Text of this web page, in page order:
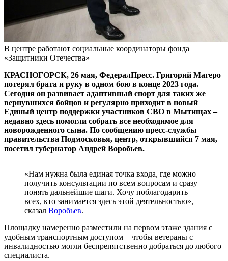
В центре работают социальные координаторы фонда
«Защитники Отечества»
КРАСНОГОРСК, 26 мая, ФедералПресс. Григорий Магеро
потерял брата и руку в одном бою в конце 2023 года.
Сегодня он развивает адаптивный спорт для таких же
вернувшихся бойцов и регулярно приходит в новый
Единый центр поддержки участников СВО в Мытищах –
недавно здесь помогли собрать все необходимое для
новорожденного сына. По сообщению пресс-службы
правительства Подмосковья, центр, открывшийся 7 мая,
посетил губернатор Андрей Воробьев.
«Нам нужна была единая точка входа, где можно
получить консультации по всем вопросам и сразу
понять дальнейшие шаги. Хочу поблагодарить
всех, кто занимается здесь этой деятельностью», –
сказал Воробьев.
Площадку намеренно разместили на первом этаже здания с
удобным транспортным доступом – чтобы ветераны с
инвалидностью могли беспрепятственно добраться до любого
специалиста.